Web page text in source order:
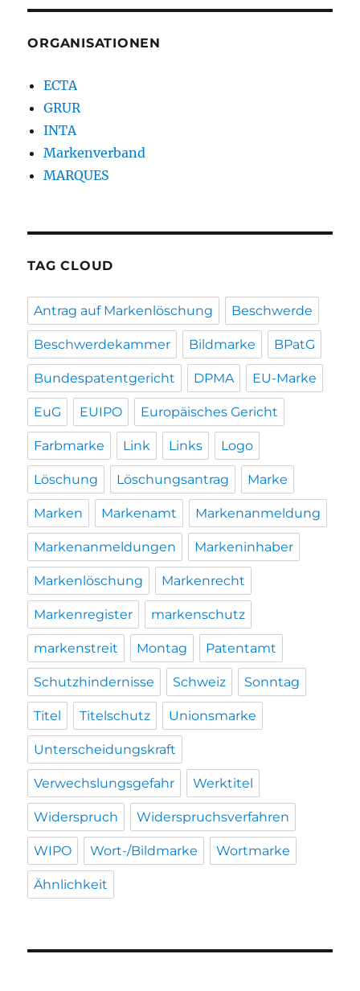
ORGANISATIONEN
ECTA
GRUR
INTA
Markenverband
MARQUES
TAG CLOUD
Antrag auf Markenlöschung Beschwerde
Beschwerdekammer Bildmarke BPatG
Bundespatentgericht DPMA EU-Marke
EuG EUIPO Europäisches Gericht
Farbmarke Link Links Logo
Löschung Löschungsantrag Marke
Marken Markenamt Markenanmeldung
Markenanmeldungen Markeninhaber
Markenlöschung Markenrecht
Markenregister markenschutz
markenstreit Montag Patentamt
Schutzhindernisse Schweiz Sonntag
Titel Titelschutz Unionsmarke
Unterscheidungskraft
Verwechslungsgefahr Werktitel
Widerspruch Widerspruchsverfahren
WIPO Wort-/Bildmarke Wortmarke
Ähnlichkeit